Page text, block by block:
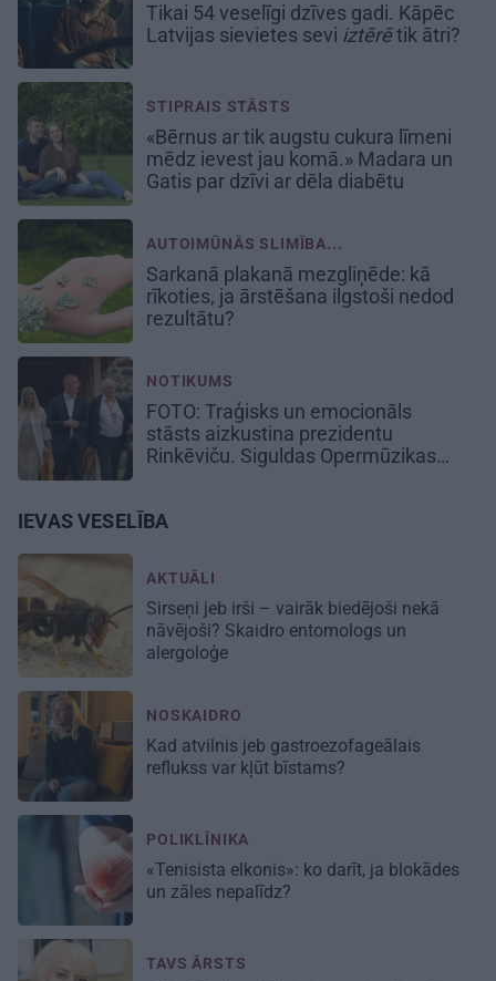
Tikai 54 veselīgi dzīves gadi. Kāpēc
Latvijas sievietes sevi iztērētik ātri?
STIPRAIS STĀSTS
«Bērnus ar tik augstu cukura līmeni
mēdz ievest jau komā.» Madara un
Gatis par dzīvi ar dēla diabētu
AUTOIMŪNĀS SLIMĪBA...
Sarkanā plakanā mezgliņēde: kā
rīkoties, ja ārstēšana ilgstoši nedod
rezultātu?
NOTIKUMS
FOTO: Traģisks un emocionāls
stāsts aizkustina prezidentu
Rinkēviču. Siguldas Opermūzikas
IEVAS VESELĪBA
AKTUĀLI
Sirseņi jeb irši – vairāk biedējoši nekā
nāvējoši? Skaidro entomologs un
alergoloģe
NOSKAIDRO
Kad atvilnis jeb gastroezofageālais
reflukss var kļūt bīstams?
POLIKLĪNIKA
«Tenisista elkonis»: ko darīt, ja blokādes
un zāles nepalīdz?
TAVS ĀRSTS